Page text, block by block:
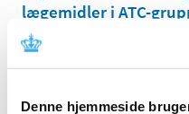
Denne hjemmeside
lægemidler i ATC-
|28. juni 2011